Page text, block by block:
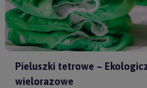
Pieluszki tetrowe –
wielorazowe